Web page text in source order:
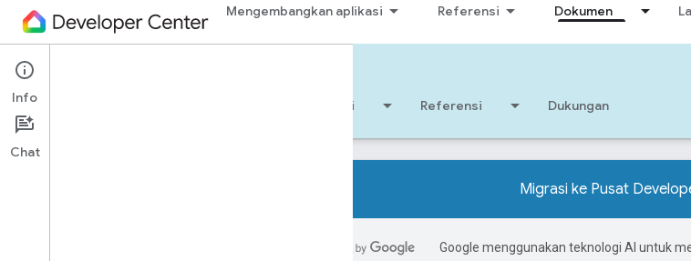
Mengembangkan aplikasi Referensi Dokumen
Cloud-to-cloud
Mulai Mengembangkan aplikasi Referensi Dukungan
Migrasi ke Pusat
Google menggunakan teknologi AI untuk
Info
Chat